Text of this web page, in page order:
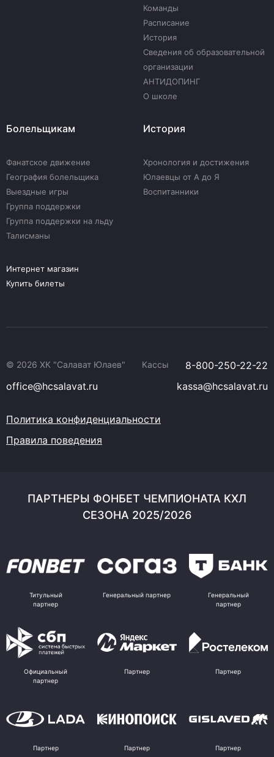
Команды
Расписание
История
Сведения об образовательной
организации
АНТИДОПИНГ
О школе
Болельщикам
Фанатское движение
География болельщика
Выездные игры
Группа поддержки
Группа поддержки на льду
Талисманы
История
Хронология и достижения
Юлаевцы от А до Я
Воспитанники
Интернет магазин
Купить билеты
© 2026 ХК "Салават Юлаев" Кассы
8-800-250-22-22
office@hcsalavat.ru
kassa@hcsalavat.ru
Политика конфиденциальности
Правила поведения
ПАРТНЕРЫ ФОНБЕТ ЧЕМПИОНАТА КХЛ
СЕЗОНА 2025/2026
Титульный
партнер
Генеральный партнер
Генеральный
партнер
Официальный
партнер
Партнер Партнер
Партнер Партнер Партнер